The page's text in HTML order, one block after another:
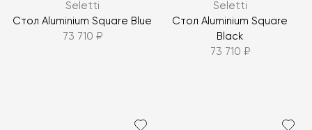
Seletti
Стол Aluminium Square Blue
73 710 ₽
Seletti
Стол Aluminium Square
Black
73 710 ₽